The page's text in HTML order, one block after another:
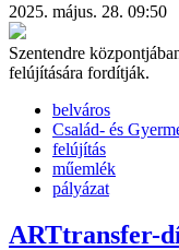
2025. május. 28. 09:50
Szentendre
felújítására fordítják.
belváros
Család- és
felújítás
műemlék
pályázat
ARTtransfer-